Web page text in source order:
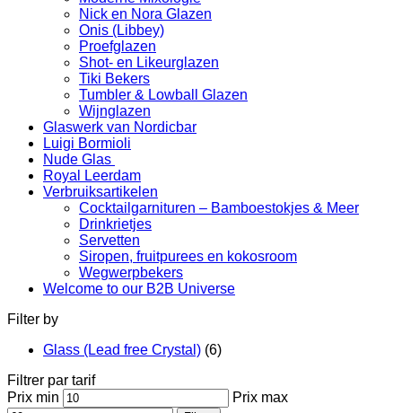
Nick en Nora Glazen
Onis (Libbey)
Proefglazen
Shot- en Likeurglazen
Tiki Bekers
Tumbler & Lowball Glazen
Wijnglazen
Glaswerk van Nordicbar
Luigi Bormioli
Nude Glas
Royal Leerdam
Verbruiksartikelen
Cocktailgarnituren – Bamboestokjes & Meer
Drinkrietjes
Servetten
Siropen, fruitpurees en kokosroom
Wegwerpbekers
Welcome to our B2B Universe
Filter by
Glass (Lead free Crystal) (6)
Filtrer par tarif
Prix min
Prix max